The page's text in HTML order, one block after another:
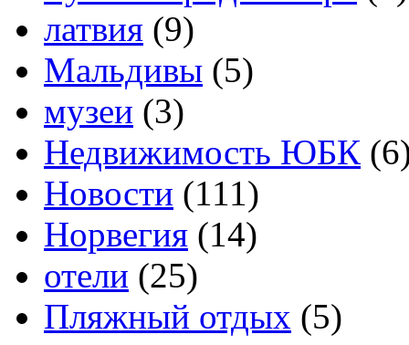
латвия (9)
Мальдивы (5)
музеи (3)
Недвижимость ЮБК
Новости (111)
Норвегия (14)
отели (25)
Пляжный отдых (5)